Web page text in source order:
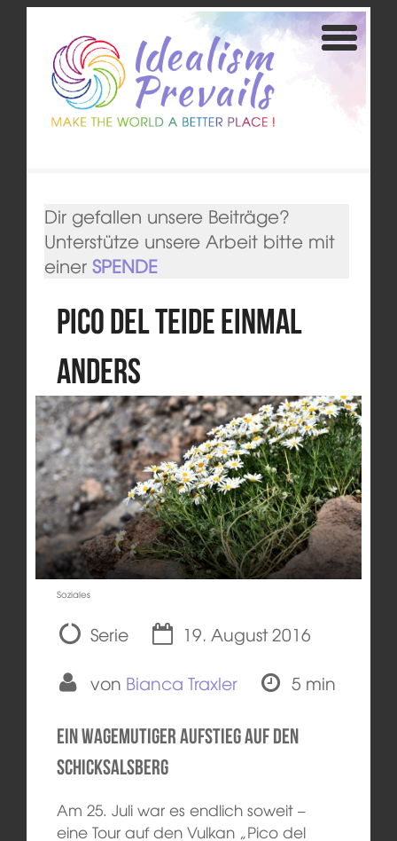
Dir gefallen unsere Beiträge?
Unterstütze unsere Arbeit bitte mit
einer SPENDE
Pico del Teide einmal
anders
Soziales
Serie
19. August 2016
von Bianca Traxler 5 min
Ein wagemutiger Aufstieg auf den
Schicksalsberg
Am 25. Juli war es endlich soweit –
eine Tour auf den Vulkan „Pico del